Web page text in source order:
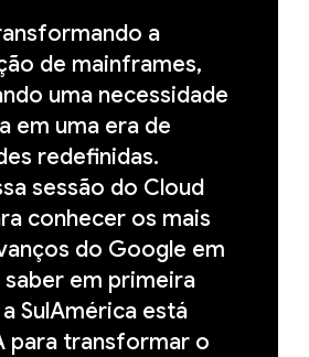
a
de mainframes,
uma necessidade
em uma era de
redefinidas.
sessão do Cloud
conhecer os mais
do Google em
em primeira
SulAmérica está
para transformar o